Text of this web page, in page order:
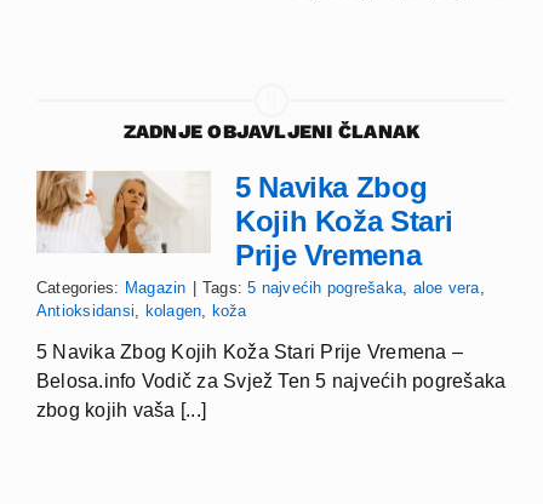
ZADNJE OBJAVLJENI ČLANAK
5 Navika Zbog
Kojih Koža Stari
Prije Vremena
Categories: Magazin Tags:5 najvećih pogrešaka aloe vera
Antioksidansi
kolagen koža
5 Navika Zbog Kojih Koža Stari Prije Vremena –
Belosa.info Vodič za Svjež Ten 5 najvećih pogrešaka
zbog kojih vaša [...]